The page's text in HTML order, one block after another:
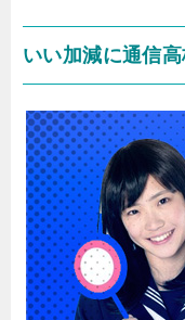
いい加減に通信